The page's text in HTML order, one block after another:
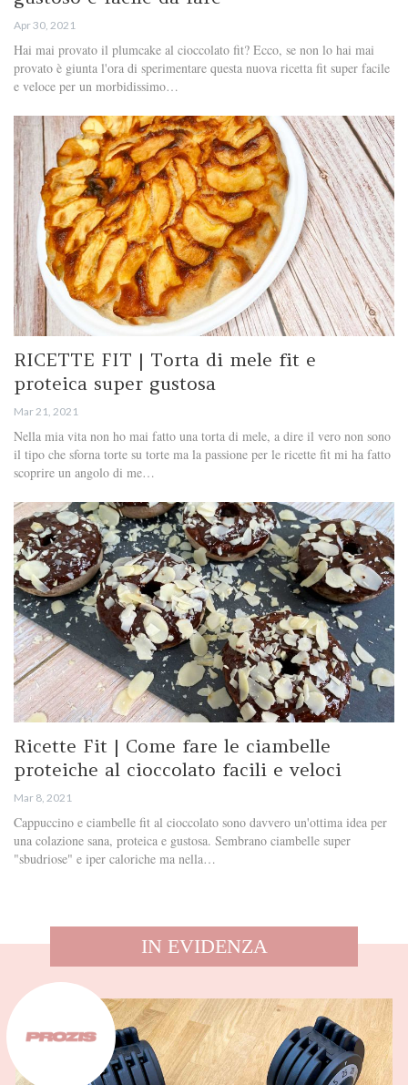
Apr 30, 2021
Hai mai provato il plumcake al cioccolato fit? Ecco, se non lo hai mai
provato è giunta l'ora di sperimentare questa nuova ricetta fit super facile
e veloce per un morbidissimo…
RICETTE FIT | Torta di mele fit e
proteica super gustosa
Mar 21, 2021
Nella mia vita non ho mai fatto una torta di mele, a dire il vero non sono
il tipo che sforna torte su torte ma la passione per le ricette fit mi ha fatto
scoprire un angolo di me…
Ricette Fit | Come fare le ciambelle
proteiche al cioccolato facili e veloci
Mar 8, 2021
Cappuccino e ciambelle fit al cioccolato sono davvero un'ottima idea per
una colazione sana, proteica e gustosa. Sembrano ciambelle super
"sbudriose" e iper caloriche ma nella…
IN EVIDENZA